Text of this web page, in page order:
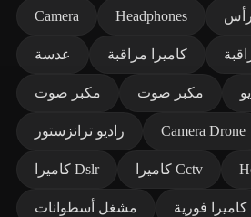
Camera Headphones
عدسة كاميرا مراقبة
مكبر صوت مكبر صوت
راديو ترانزستور Camera Drone
كاميرا Dslr كاميرا Cctv
مشغل أسطوانات كاميرا فورية